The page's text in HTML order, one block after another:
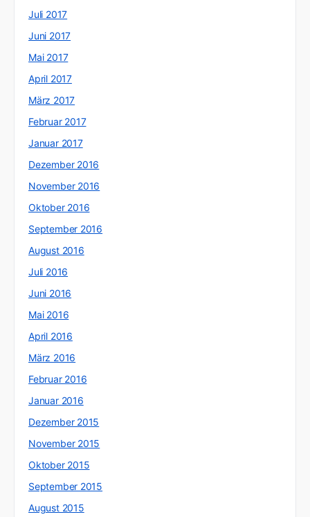
Juli 2017
Juni 2017
Mai 2017
April 2017
März 2017
Februar 2017
Januar 2017
Dezember 2016
November 2016
Oktober 2016
September 2016
August 2016
Juli 2016
Juni 2016
Mai 2016
April 2016
März 2016
Februar 2016
Januar 2016
Dezember 2015
November 2015
Oktober 2015
September 2015
August 2015